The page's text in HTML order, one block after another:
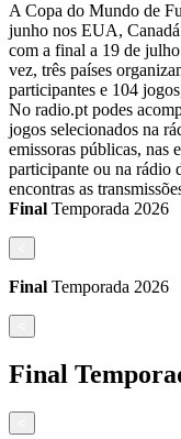
A Copa do Mundo de
junho nos EUA,
com a final a 19 de
vez, três países
participantes e 104
No radio.pt podes
jogos selecionados na
emissoras públicas, nas
participante ou na rádio
encontras as
Final Temporada 2026
Final Temporada 2026
Final